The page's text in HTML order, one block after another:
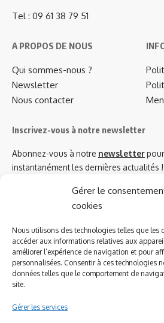
Gérer le
cookies
Nous utilisons des technologies telles que les
accéder aux informations relatives aux
améliorer l’expérience de navigation et pour
personnalisées. Consentir à ces technologies
données telles que le comportement de
site.
Gérer les services
Tel : 09 61 38 79 51
A PROPOS DE NOUS
Qui sommes-nous ?
Newsletter
Nous contacter
Inscrivez-vous à notre newsletter
Abonnez-vous à notre newsletter
instantanément les dernières actualités !
Azinat.com TV soutient